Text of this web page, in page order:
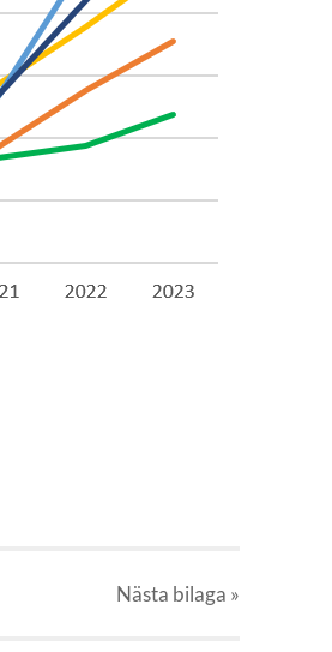
Nästa bilaga »